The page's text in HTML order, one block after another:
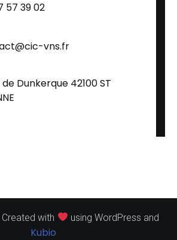
57 39 02
vns.fr
Dunkerque 42100 ST
with using WordPress and
Kubio